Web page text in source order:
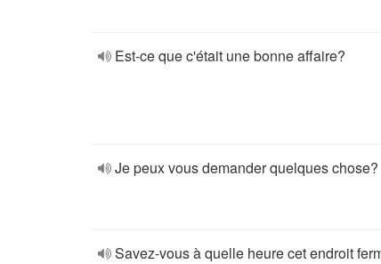
Est-ce que c'était une bonne affaire?
Je peux vous demander quelques chose?
Savez-vous à quelle heure cet endroit